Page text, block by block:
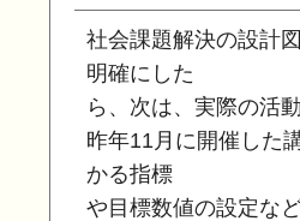
社会課題解決の設計
明確にした
ら、次は、実際の活
昨年11月に開催した
かる指標
や目標数値の設定な